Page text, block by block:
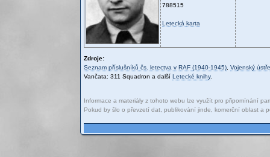
788515
Letecká karta
Zdroje:
Seznam příslušníků čs. letectva v RAF (1940-1945) Vojenský
Vančata: 311 Squadron a další Letecké knihy.
Informace a materiály z tohoto webu lze využít pro připomínání
Pokud by šlo o převzetí dat, publikování jinde, komerční oblast a